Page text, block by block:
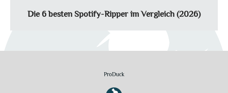
Die 6 besten Spotify-Ripper im Vergleich (2026)
von Spotify aufnehmen oder konvertieren lassen. In diesem
worauf man bei der Auswahl achten sollte.
ProDuck